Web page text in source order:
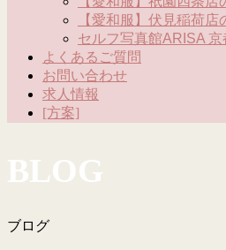
【愛和服】伏見稲荷店
セルフ写真館ARISA
よくあるご質問
お問い合わせ
求人情報
[方案]
BLOG
ブログ